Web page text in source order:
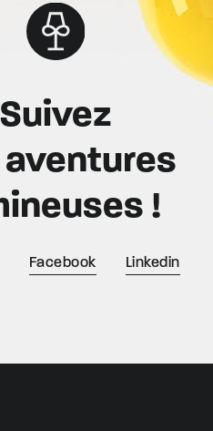
Suivez
aventures
!
Facebook Linkedin